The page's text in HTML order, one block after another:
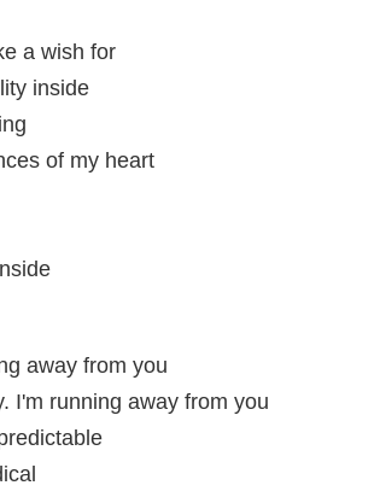
a wish for
inside
of my heart
away from you
I'm running away from you